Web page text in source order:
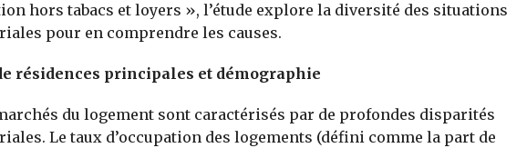
hors tabacs et loyers », l’étude explore la diversité des situations
pour en comprendre les causes.
résidences principales et démographie
du logement sont caractérisés par de profondes disparités
Le taux d’occupation des logements (défini comme la part de